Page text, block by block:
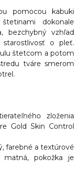
pomocou kabuki
dokonale
bezchybný vzhľad
o pleť.
štetcom a potom
tváre smerom
zloženia
Gold Skin Control
farebné a textúrové
matná, pokožka je